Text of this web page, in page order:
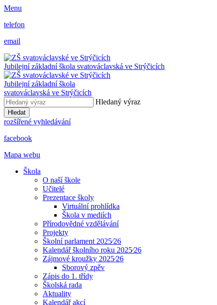
Menu
telefon
email
Jubilejní základní škola svatováclavská ve Strýčicích
Jubilejní základní škola
svatováclavská ve Strýčicích
Hledaný výraz
Hledat
rozšířené vyhledávání
facebook
Mapa webu
Škola
O naší škole
Učitelé
Prezentace školy
Virtuální prohlídka
Škola v mediích
Přírodovědné vzdělávání
Projekty
Školní parlament 2025⁄26
Kalendář školního roku 2025⁄26
Zájmové kroužky 2025⁄26
Sborový zpěv
Zápis do 1. třídy
Školská rada
Aktuality
Kalendář akcí